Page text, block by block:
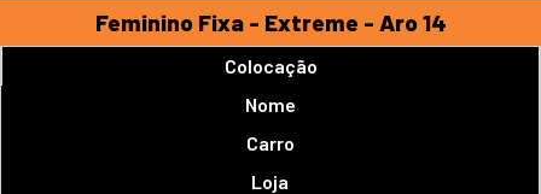
Feminino Fixa - Extreme - Aro 14
Colocação
Nome
Carro
Loja